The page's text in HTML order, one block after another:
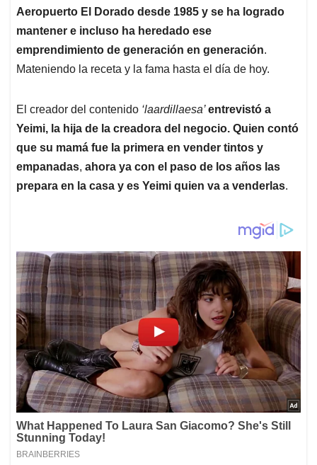
Aeropuerto El Dorado desde 1985 y se ha logrado
mantener e incluso ha heredado ese
emprendimiento de generación en generación.
Mateniendo la receta y la fama hasta el día de hoy.
El creador del contenido ‘laardillaesa’entrevistó a
Yeimi, la hija de la creadora del negocio. Quien contó
que su mamá fue la primera en vender tintos y
empanadas, ahora ya con el paso de los años las
prepara en la casa y es Yeimi quien va a venderlas.